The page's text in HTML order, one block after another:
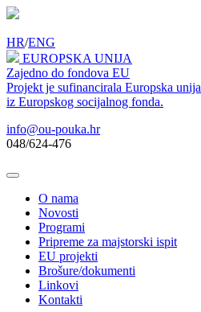
HR/ENG
EUROPSKA UNIJA
Zajedno do fondova EU
Projekt je sufinancirala Europska unija
iz Europskog socijalnog fonda.
info@ou-pouka.hr
048/624-476
O nama
Novosti
Programi
Pripreme za majstorski ispit
EU projekti
Brošure/dokumenti
Linkovi
Kontakti